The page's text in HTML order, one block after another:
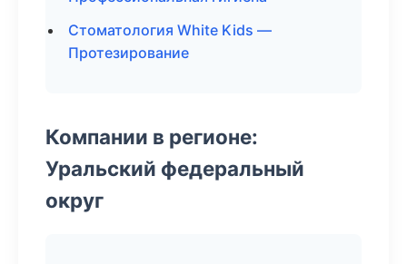
Стоматология White Kids —
Протезирование
Компании в регионе:
Уральский федеральный
округ